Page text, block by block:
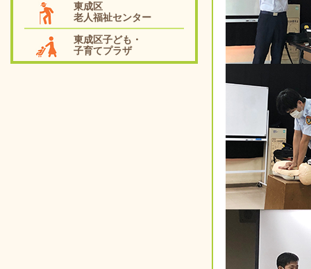
東成区
老人福祉センター
東成区子ども・
子育てプラザ